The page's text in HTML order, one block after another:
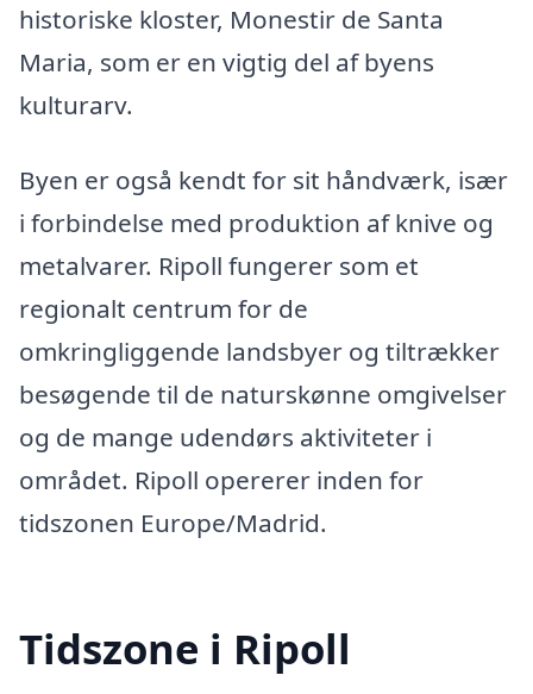
historiske kloster, Monestir de Santa
Maria, som er en vigtig del af byens
kulturarv.
Byen er også kendt for sit håndværk, især
i forbindelse med produktion af knive og
metalvarer. Ripoll fungerer som et
regionalt centrum for de
omkringliggende landsbyer og tiltrækker
besøgende til de naturskønne omgivelser
og de mange udendørs aktiviteter i
området. Ripoll opererer inden for
tidszonen Europe/Madrid.
Tidszone i Ripoll